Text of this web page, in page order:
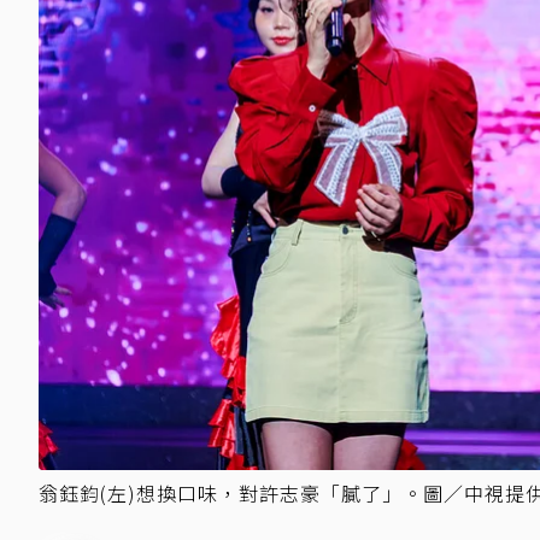
翁鈺鈞(左)想換口味，對許志豪「膩了」。圖／中視提